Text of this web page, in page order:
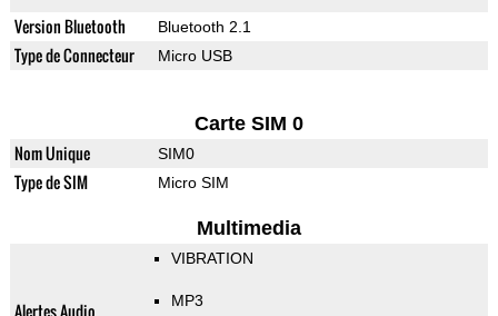
Version Bluetooth Bluetooth 2.1
Type de Connecteur Micro USB
Carte SIM 0
Nom Unique SIM0
Type de SIM Micro SIM
Multimedia
Alertes Audio
VIBRATION
MP3